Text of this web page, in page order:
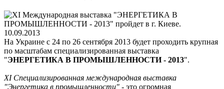
10.09.2013
На Украине с 24 по 26 сентября 2013 будет проходить крупная
по масштабам специализированная выставка
"ЭНЕРГЕТИКА В ПРОМЫШЛЕННОСТИ - 2013".
XІ Специализированная международная выставка
"Энергетика в промышленности" - это огромная